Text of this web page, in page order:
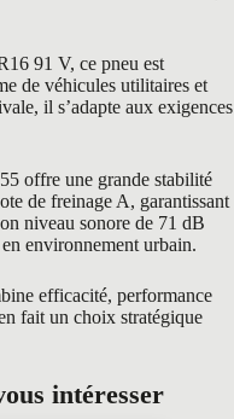
91 V, ce pneu est
de véhicules utilitaires et
il s’adapte aux exigences
offre une grande stabilité
de freinage A, garantissant
niveau sonore de 71 dB
environnement urbain.
efficacité, performance
fait un choix stratégique
intéresser